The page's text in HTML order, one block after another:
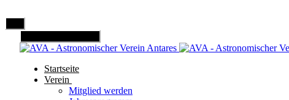
Startseite
Verein
Mitglied werden